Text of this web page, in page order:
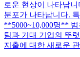
로운 현상이 나타납
분포가 나타납니다.
**5000~10,000명**
팀과 거대 기업의 뚜
지출에 대한 새로운